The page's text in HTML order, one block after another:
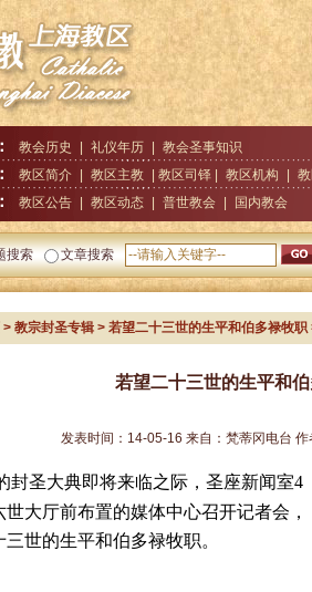
教会历史 礼仪年历 教会圣事知识
教区简介 教区主教 | 教区司铎 | 教区机构
教区公告 教区动态 普世教会 国内教会
搜索 文章搜索
>教宗封圣专辑 > 若望二十三世的生平和伯多禄牧职
若望二十三世的生平和
发表时间： 14-05-16 来自：梵蒂冈电台 作
封圣大典即将来临之际，圣座新闻室4
世大厅前布置的媒体中心召开记者会，
世的生平和伯多禄牧职。